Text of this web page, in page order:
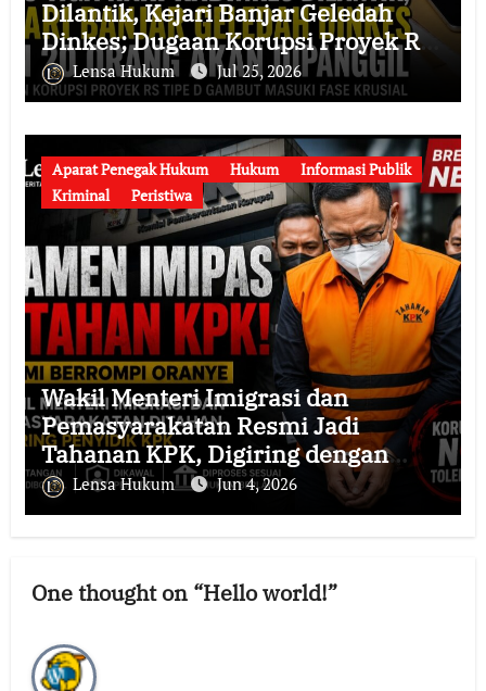
Dilantik, Kejari Banjar Geledah
Dinkes; Dugaan Korupsi Proyek RS
Tipe D Gambut Masuki Fase Krusial
Lensa Hukum Jul 25, 2026
Aparat Penegak Hukum Hukum
Informasi Publik
Kriminal
Peristiwa
Wakil Menteri Imigrasi dan
Pemasyarakatan Resmi Jadi
Tahanan KPK, Digiring dengan
Rompi Oranye
Lensa Hukum Jun 4, 2026
One thought on “Hello world!”